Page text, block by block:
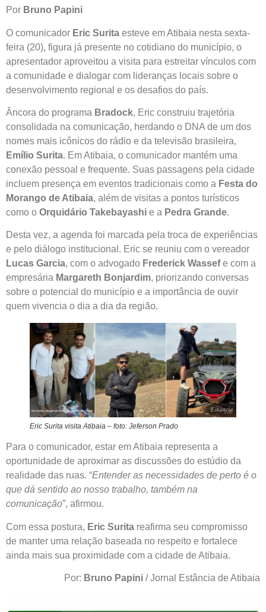
Por Bruno Papini
O comunicador Eric Surita esteve em Atibaia nesta sexta-
feira (20), figura já presente no cotidiano do município, o
apresentador aproveitou a visita para estreitar vínculos com
a comunidade e dialogar com lideranças locais sobre o
desenvolvimento regional e os desafios do país.
Âncora do programa Bradock, Eric construiu trajetória
consolidada na comunicação, herdando o DNA de um dos
nomes mais icônicos do rádio e da televisão brasileira,
Emílio Surita. Em Atibaia, o comunicador mantém uma
conexão pessoal e frequente. Suas passagens pela cidade
incluem presença em eventos tradicionais como a Festa do
Morango de Atibaia, além de visitas a pontos turísticos
como o Orquidário Takebayashi e a Pedra Grande.
Desta vez, a agenda foi marcada pela troca de experiências
e pelo diálogo institucional. Eric se reuniu com o vereador
Lucas Garcia, com o advogado Frederick Wassefe com a
empresária Margareth Bonjardim, priorizando conversas
sobre o potencial do município e a importância de ouvir
quem vivencia o dia a dia da região.
Eric Surita visita Atibaia – foto: Jeferson Prado
Para o comunicador, estar em Atibaia representa a
oportunidade de aproximar as discussões do estúdio da
realidade das ruas. “Entender as necessidades de perto é o
que dá sentido ao nosso trabalho, também na
comunicação”, afirmou.
Com essa postura, Eric Surita reafirma seu compromisso
de manter uma relação baseada no respeito e fortalece
ainda mais sua proximidade com a cidade de Atibaia.
Por: Bruno Papini / Jornal Estância de Atibaia